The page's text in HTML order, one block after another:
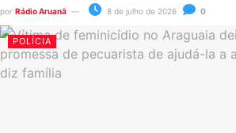
por Rádio Aruanã 8 de julho de 2026 0
POLÍCIA